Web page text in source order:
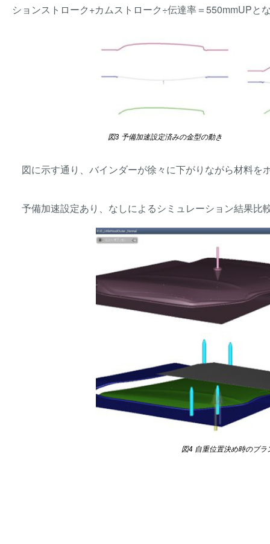
ションストローク+カムストローク÷伝達率＝550mmUPと
図3 予備加速設定済みの金型の動き
図に示す通り、バインダーが徐々に下がりながら材料を
予備加速設定あり、なしによるシミュレーション結果比
図4 自重位置決め時のブ